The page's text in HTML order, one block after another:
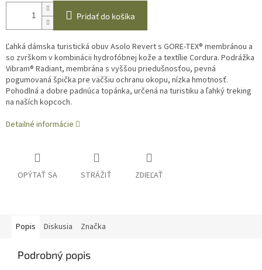
Pridať do košíka
Ľahká dámska turistická obuv Asolo Revert s GORE-TEX® membránou a
so zvrškom v kombinácii hydrofóbnej kože a textílie Cordura. Podrážka
Vibram® Radiant, membrána s vyššou priedušnosťou, pevná
pogumovaná špička pre väčšiu ochranu okopu, nízka hmotnosť.
Pohodlná a dobre padnúca topánka, určená na turistiku a ľahký treking
na naších kopcoch.
Detailné informácie
OPÝTAŤ SA STRÁŽIŤ ZDIEĽAŤ
Popis Diskusia Značka
Podrobný popis